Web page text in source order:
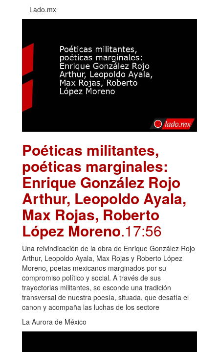
Lado.mx
Poéticas militantes,
poéticas marginales:
Enrique González Rojo
Arthur, Leopoldo Ayala,
Max Rojas, Roberto
López Moreno.17:56
Una reivindicación de la obra de Enrique González Rojo
Arthur, Leopoldo Ayala, Max Rojas y Roberto López
Moreno, poetas mexicanos marginados por su
compromiso político y social. A través de sus
trayectorias militantes, se esconde una tradición
transversal de nuestra poesía, situada, que desafía el
canon y acompaña las luchas de los sectore
La Aurora de México